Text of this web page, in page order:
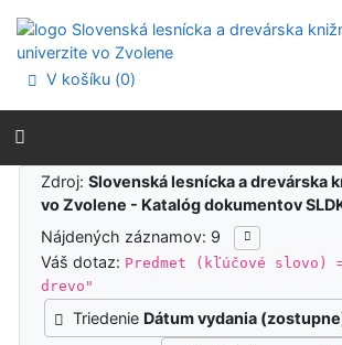
Prejsť na menu
Prehlásenie o webovej prístupnosti
V košíku (0)
Výsledky
Zdroj:Slovenská lesnícka a drevárska
vo Zvolene - Katalóg dokumentov
Nájdených záznamov: 9
Váš dotaz: Predmet (kľúčové slovo)
drevo"
Triedenie Dátum vydania